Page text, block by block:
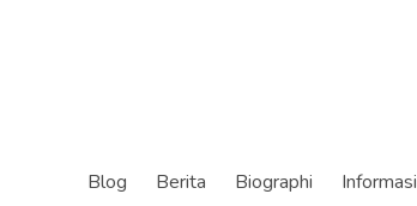
Blog Berita Biographi Informasi